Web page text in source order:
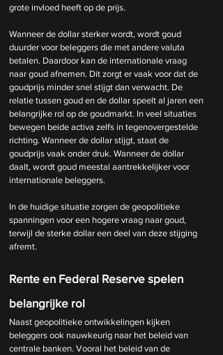
grote invloed heeft op de prijs.
Wanneer de dollar sterker wordt, wordt goud
duurder voor beleggers die met andere valuta
betalen. Daardoor kan de internationale vraag
naar goud afnemen. Dit zorgt er vaak voor dat de
goudprijs minder snel stijgt dan verwacht. De
relatie tussen goud en de dollar speelt al jaren een
belangrijke rol op de goudmarkt. In veel situaties
bewegen beide activa zelfs in tegenovergestelde
richting. Wanneer de dollar stijgt, staat de
goudprijs vaak onder druk. Wanneer de dollar
daalt, wordt goud meestal aantrekkelijker voor
internationale beleggers.
In de huidige situatie zorgen de geopolitieke
spanningen voor een hogere vraag naar goud,
terwijl de sterke dollar een deel van deze stijging
afremt.
Rente en Federal Reserve spelen
belangrijke rol
Naast geopolitieke ontwikkelingen kijken
beleggers ook nauwkeurig naar het beleid van
centrale banken. Vooral het beleid van de